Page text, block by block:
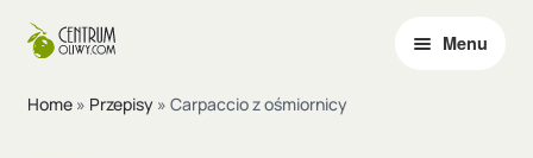
Przejdź
nawigacji
Przejdź
treści
Menu
Oliwa z oliwek
Home » Przepisy »Carpaccio z ośmiornicy